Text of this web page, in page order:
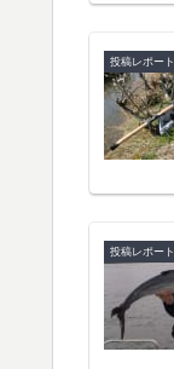
投稿レポート
投稿レポート